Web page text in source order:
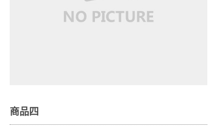
商品四